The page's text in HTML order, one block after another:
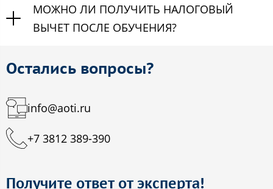
МОЖНО ЛИ ПОЛУЧИТЬ НАЛОГОВЫЙ
ВЫЧЕТ ПОСЛЕ ОБУЧЕНИЯ?
Остались вопросы?
info@aoti.ru
+7 3812 389-390
Получите ответ от эксперта!